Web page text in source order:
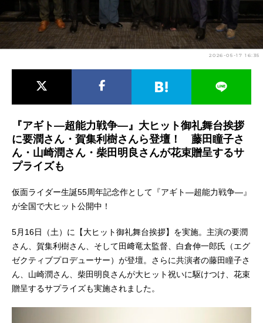
今期アニメ曜日別一覧
春アニメ 夏アニメ
男性声優/女性声優一覧
2026-05-17 16:35
『アギト—超能力戦争—』大ヒット御礼舞台挨拶
に要潤さん・賀集利樹さんら登壇！ 藤田瞳子さ
ん・山崎潤さん・柴田明良さんが花束贈呈するサ
プライズも
仮面ライダー生誕55周年記念作として『アギト—超能力戦争—』
が全国で大ヒット公開中！
5月16日（土）に【大ヒット御礼舞台挨拶】を実施。主演の要潤
さん、賀集利樹さん、そして田﨑竜太監督、白倉伸一郎氏（エグ
ゼクティブプロデューサー）が登壇。さらに共演者の藤田瞳子さ
ん、山崎潤さん、柴田明良さんが大ヒット祝いに駆けつけ、花束
贈呈するサプライズも実施されました。